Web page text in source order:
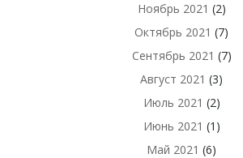
Ноябрь 2021 (2)
Октябрь 2021 (7)
Сентябрь 2021 (7)
Август 2021 (3)
Июль 2021 (2)
Июнь 2021 (1)
Май 2021 (6)